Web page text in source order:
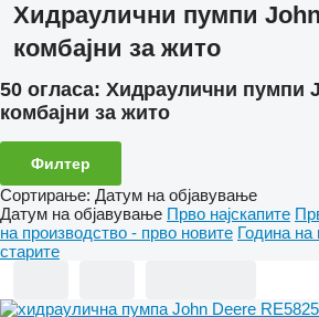
Хидраулични пумпи
комбајни за жито
50 огласа: Хидраулични пумпи
комбајни за жито
Филтер
Сортирање: Датум на објавување
Датум на објавување Прво најскапите
на производство - прво новите Година на
старите